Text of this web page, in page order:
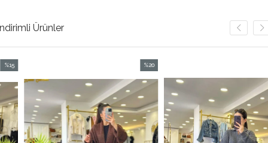
Ürünler
%20İndirim